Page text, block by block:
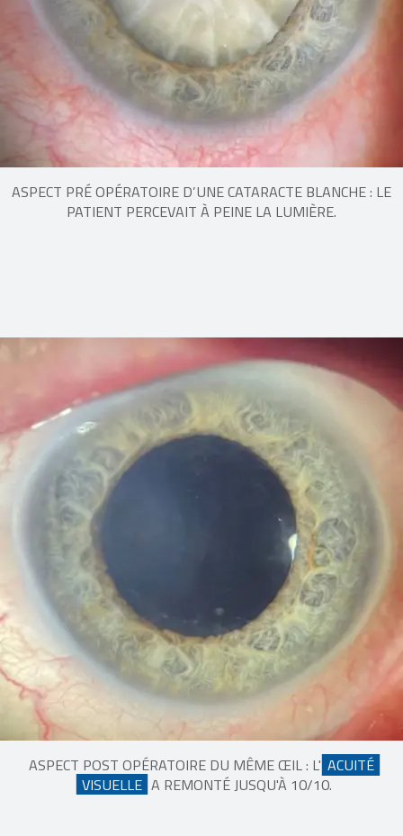
ASPECT PRÉ OPÉRATOIRE D’UNE CATARACTE BLANCHE : LE
PATIENT PERCEVAIT À PEINE LA LUMIÈRE.
ASPECT POST OPÉRATOIRE DU MÊME ŒIL : L' ACUITÉ
VISUELLE A REMONTÉ JUSQU'À 10/10.